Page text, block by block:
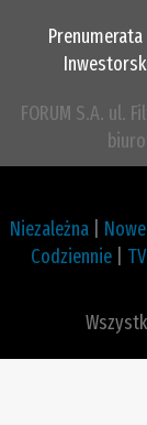
Prenumerata
FORUM S.A. ul.
Niezależna
Codziennie